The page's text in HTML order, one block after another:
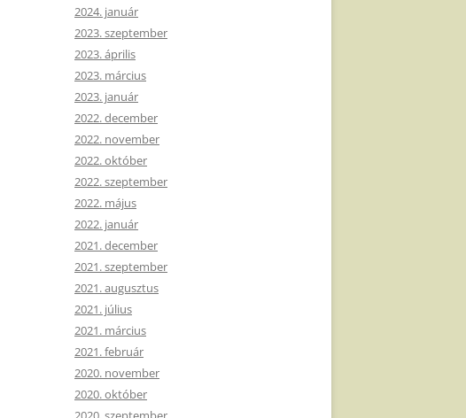
2024. január
2023. szeptember
2023. április
2023. március
2023. január
2022. december
2022. november
2022. október
2022. szeptember
2022. május
2022. január
2021. december
2021. szeptember
2021. augusztus
2021. július
2021. március
2021. február
2020. november
2020. október